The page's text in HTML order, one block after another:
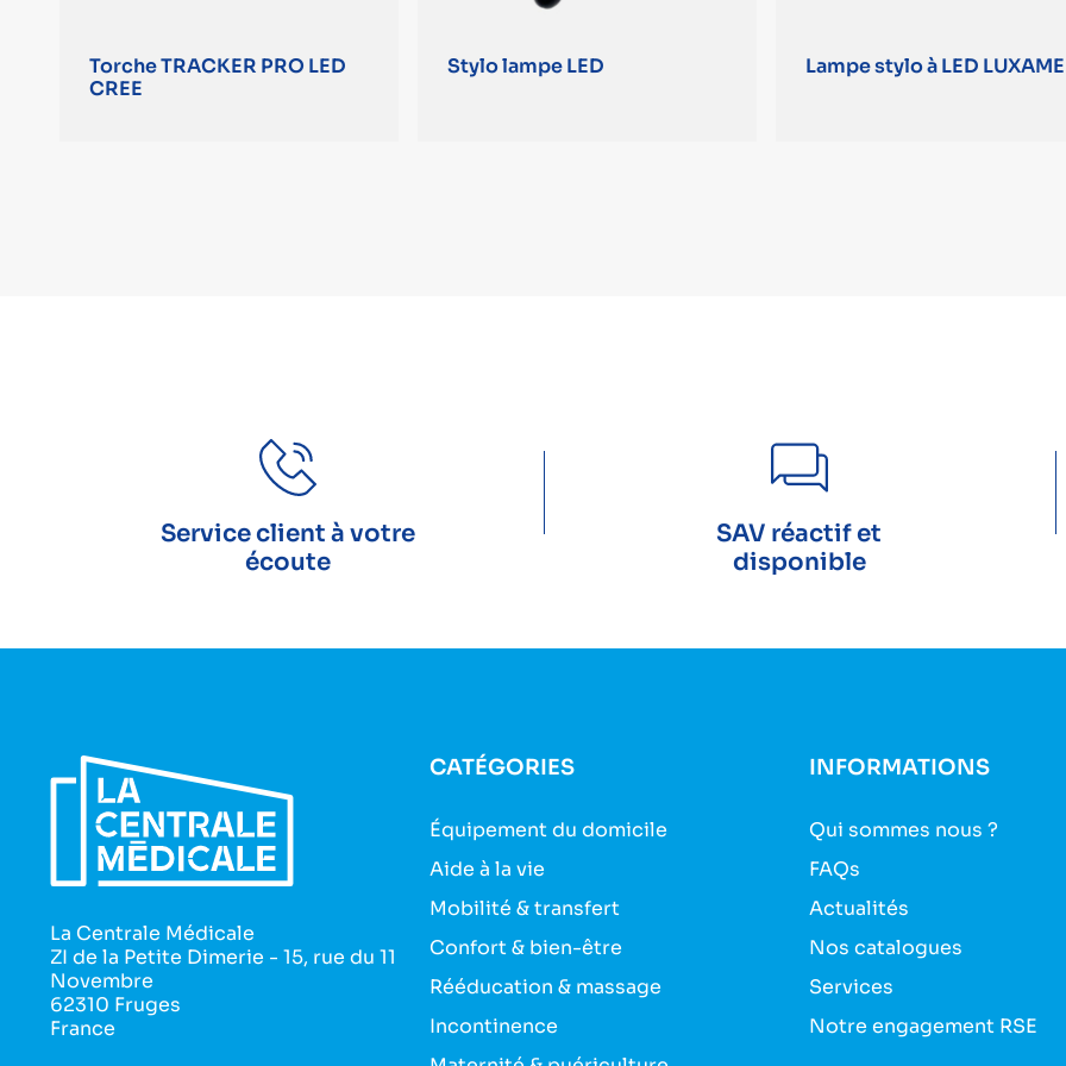
Torche TRACKER PRO LED
CREE
Stylo lampe LED Lampe stylo à LED
Service client à votre
écoute
SAV réactif et
disponible
La Centrale Médicale
ZI de la Petite Dimerie - 15, rue du 11
Novembre
62310 Fruges
France
CATÉGORIES
Équipement du domicile
Aide à la vie
Mobilité & transfert
Confort & bien-être
Rééducation & massage
Incontinence
INFORMATIONS
Qui sommes nous ?
FAQs
Actualités
Nos catalogues
Services
Notre engagement RSE